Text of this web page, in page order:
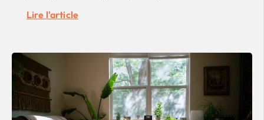
Lire l'article